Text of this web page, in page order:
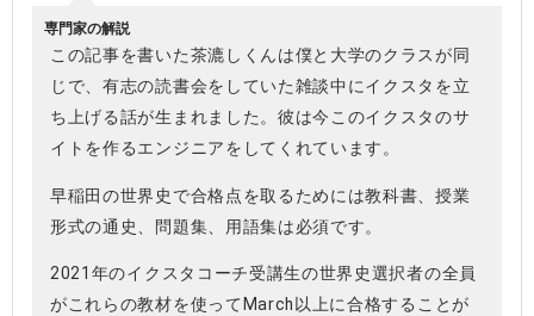
専門家の解説
この記事を書いた茶漉しくんは僕と大学のクラスが同
じで、有志の読書会をしていた雑談中にイクスタを立
ち上げる話が生まれました。彼は今このイクスタのサ
イトを作るエンジニアをしてくれています。
早稲田の世界史で合格点を取るためには教科書、授業
形式の通史、問題集、用語集は必須です。
2021年のイクスタコーチ受講生の世界史選択者の全員
がこれらの教材を使ってMarch以上に合格することが